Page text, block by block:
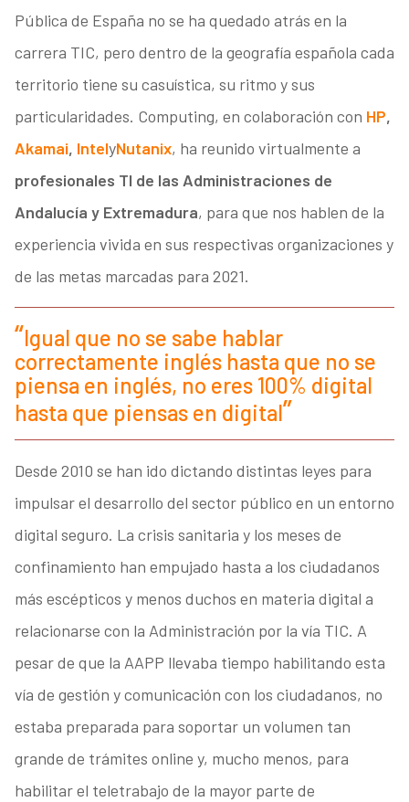
Pública de España no se ha quedado atrás en la
carrera TIC, pero dentro de la geografía española cada
territorio tiene su casuística, su ritmo y sus
particularidades. Computing, en colaboración con HP,
Akamai, IntelyNutanix, ha reunido virtualmente a
profesionales TI de las Administraciones de
Andalucía y Extremadura, para que nos hablen de la
experiencia vivida en sus respectivas organizaciones y
de las metas marcadas para 2021.
Igual que no se sabe hablar
correctamente inglés hasta que no se
piensa en inglés, no eres 100% digital
hasta que piensas en digital
Desde 2010 se han ido dictando distintas leyes para
impulsar el desarrollo del sector público en un entorno
digital seguro. La crisis sanitaria y los meses de
confinamiento han empujado hasta a los ciudadanos
más escépticos y menos duchos en materia digital a
relacionarse con la Administración por la vía TIC. A
pesar de que la AAPP llevaba tiempo habilitando esta
vía de gestión y comunicación con los ciudadanos, no
estaba preparada para soportar un volumen tan
grande de trámites online y, mucho menos, para
habilitar el teletrabajo de la mayor parte de